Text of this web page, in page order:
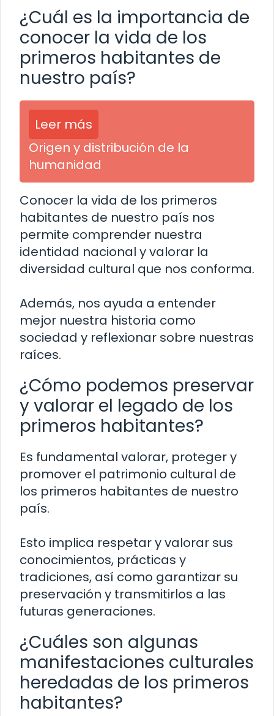
¿Cuál es la importancia de
conocer la vida de los
primeros habitantes de
nuestro país?
Leer más
Origen y distribución de la
humanidad
Conocer la vida de los primeros
habitantes de nuestro país nos
permite comprender nuestra
identidad nacional y valorar la
diversidad cultural que nos conforma.
Además, nos ayuda a entender
mejor nuestra historia como
sociedad y reflexionar sobre nuestras
raíces.
¿Cómo podemos preservar
y valorar el legado de los
primeros habitantes?
Es fundamental valorar, proteger y
promover el patrimonio cultural de
los primeros habitantes de nuestro
país.
Esto implica respetar y valorar sus
conocimientos, prácticas y
tradiciones, así como garantizar su
preservación y transmitirlos a las
futuras generaciones.
¿Cuáles son algunas
manifestaciones culturales
heredadas de los primeros
habitantes?